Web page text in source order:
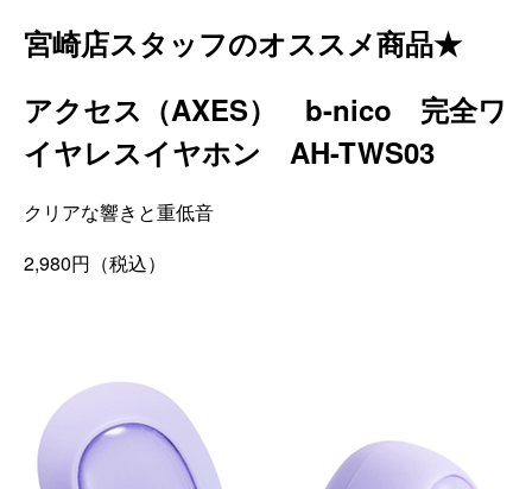
宮崎店スタッフのオススメ商品★
アクセス（AXES） b-nico 完全ワ
イヤレスイヤホン AH-TWS03
クリアな響きと重低音
2,980円（税込）